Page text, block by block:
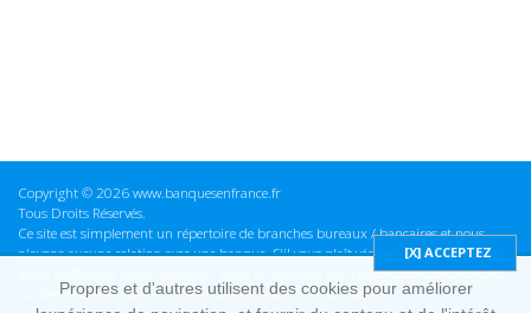
Copyright © 2026 www.banquesenfrance.fr
Tous Droits Réservés.
Ce site est simplement un répertoire de branches bureaux / bancaires et nous
n'avons aucune relation avec une banque. S'il vous plaît vérifier ces informations
avant d'effectuer toute opération, nous ne sommes pas responsables des erreurs
ou des omissions dans les informations que nous fournissons.
Propres et d'autres utilisent des cookies pour améliorer